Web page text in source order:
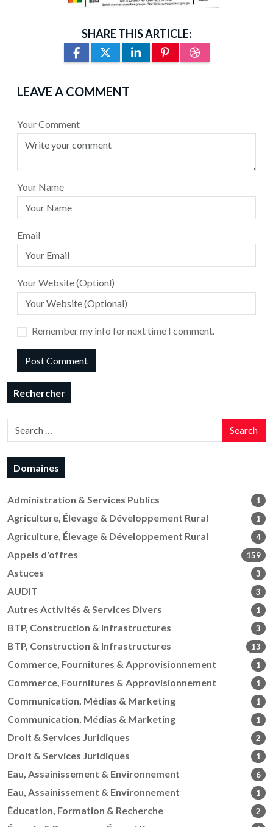
SHARE THIS ARTICLE:
LEAVE A COMMENT
Your Comment
Your Name
Email
Your Website (Optionl)
Remember my info for next time I comment.
Rechercher
Search
Domaines
Administration & Services Publics 1
Agriculture, Élevage & Développement Rural 1
Agriculture, Élevage & Développement Rural 4
Appels d'offres 159
Astuces 3
AUDIT 3
Autres Activités & Services Divers 1
BTP, Construction & Infrastructures 3
BTP, Construction & Infrastructures 13
Commerce, Fournitures & Approvisionnement 1
Commerce, Fournitures & Approvisionnement 1
Communication, Médias & Marketing 1
Communication, Médias & Marketing 1
Droit & Services Juridiques 2
Droit & Services Juridiques 1
Eau, Assainissement & Environnement 6
Eau, Assainissement & Environnement 1
Éducation, Formation & Recherche 2